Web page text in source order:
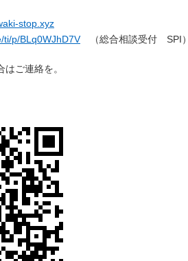
stop.xyz
ti/p/BLq0WJhD7V（総合相談受付 SPI）
ご連絡を。